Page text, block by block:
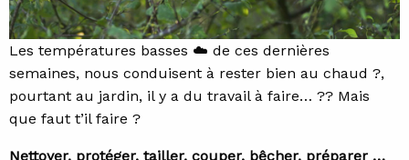
Les températures basses ☁️ de ces dernières
semaines, nous conduisent à rester bien au chaud ?,
pourtant au jardin, il y a du travail à faire… ?‍? Mais
que faut t’il faire ?
Nettoyer, protéger, tailler, couper, bêcher, préparer …